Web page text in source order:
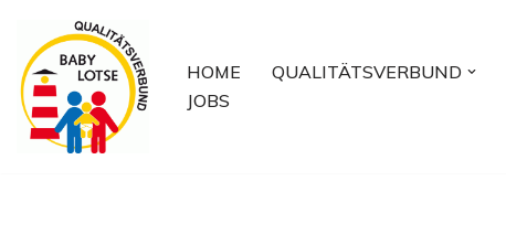
Zum
Inhalt
springen
HOME QUALITÄTSVERBUND
JOBS